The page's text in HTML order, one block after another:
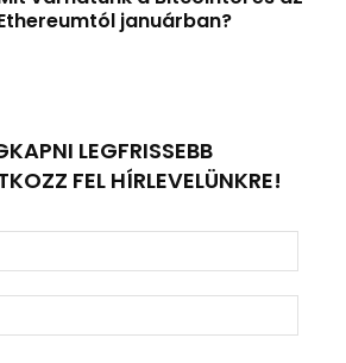
januárban?
LEGFRISSEBB
FEL HÍRLEVELÜNKRE!